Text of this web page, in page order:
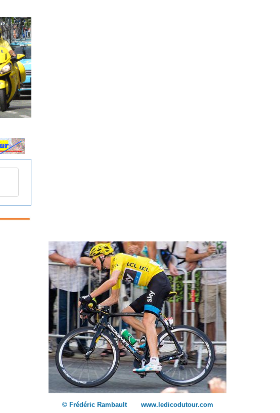
© Frédéric Rambault www.ledicodutour.com